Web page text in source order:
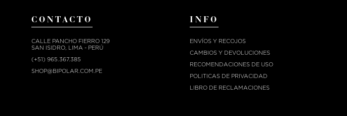
CONTACTO
CALLE PANCHO FIERRO 129
SAN ISIDRO, LIMA - PERÚ
(+51) 965.367.385
SHOP@BIPOLAR.COM.PE
INFO
ENVÍOS Y RECOJOS
CAMBIOS Y DEVOLUCIONES
RECOMENDACIONES DE USO
POLITICAS DE PRIVACIDAD
LIBRO DE RECLAMACIONES